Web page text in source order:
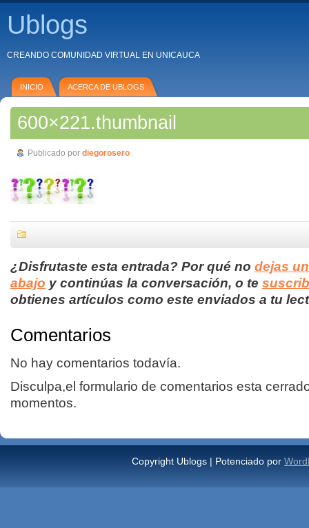
Ublogs
CREANDO COMUNIDAD VIRTUAL EN UNICAUCA
INICIO ACERCA DE UBLOGS
600×221.thumbnail
Publicado por diegorosero
¿Disfrutaste esta entrada? Por qué no dejas
abajo y continúas la conversación, o te
obtienes artículos como este enviados a tu
Comentarios
No hay comentarios todavía.
Disculpa,el formulario de comentarios esta
momentos.
Copyright Ublogs | Potenciado por